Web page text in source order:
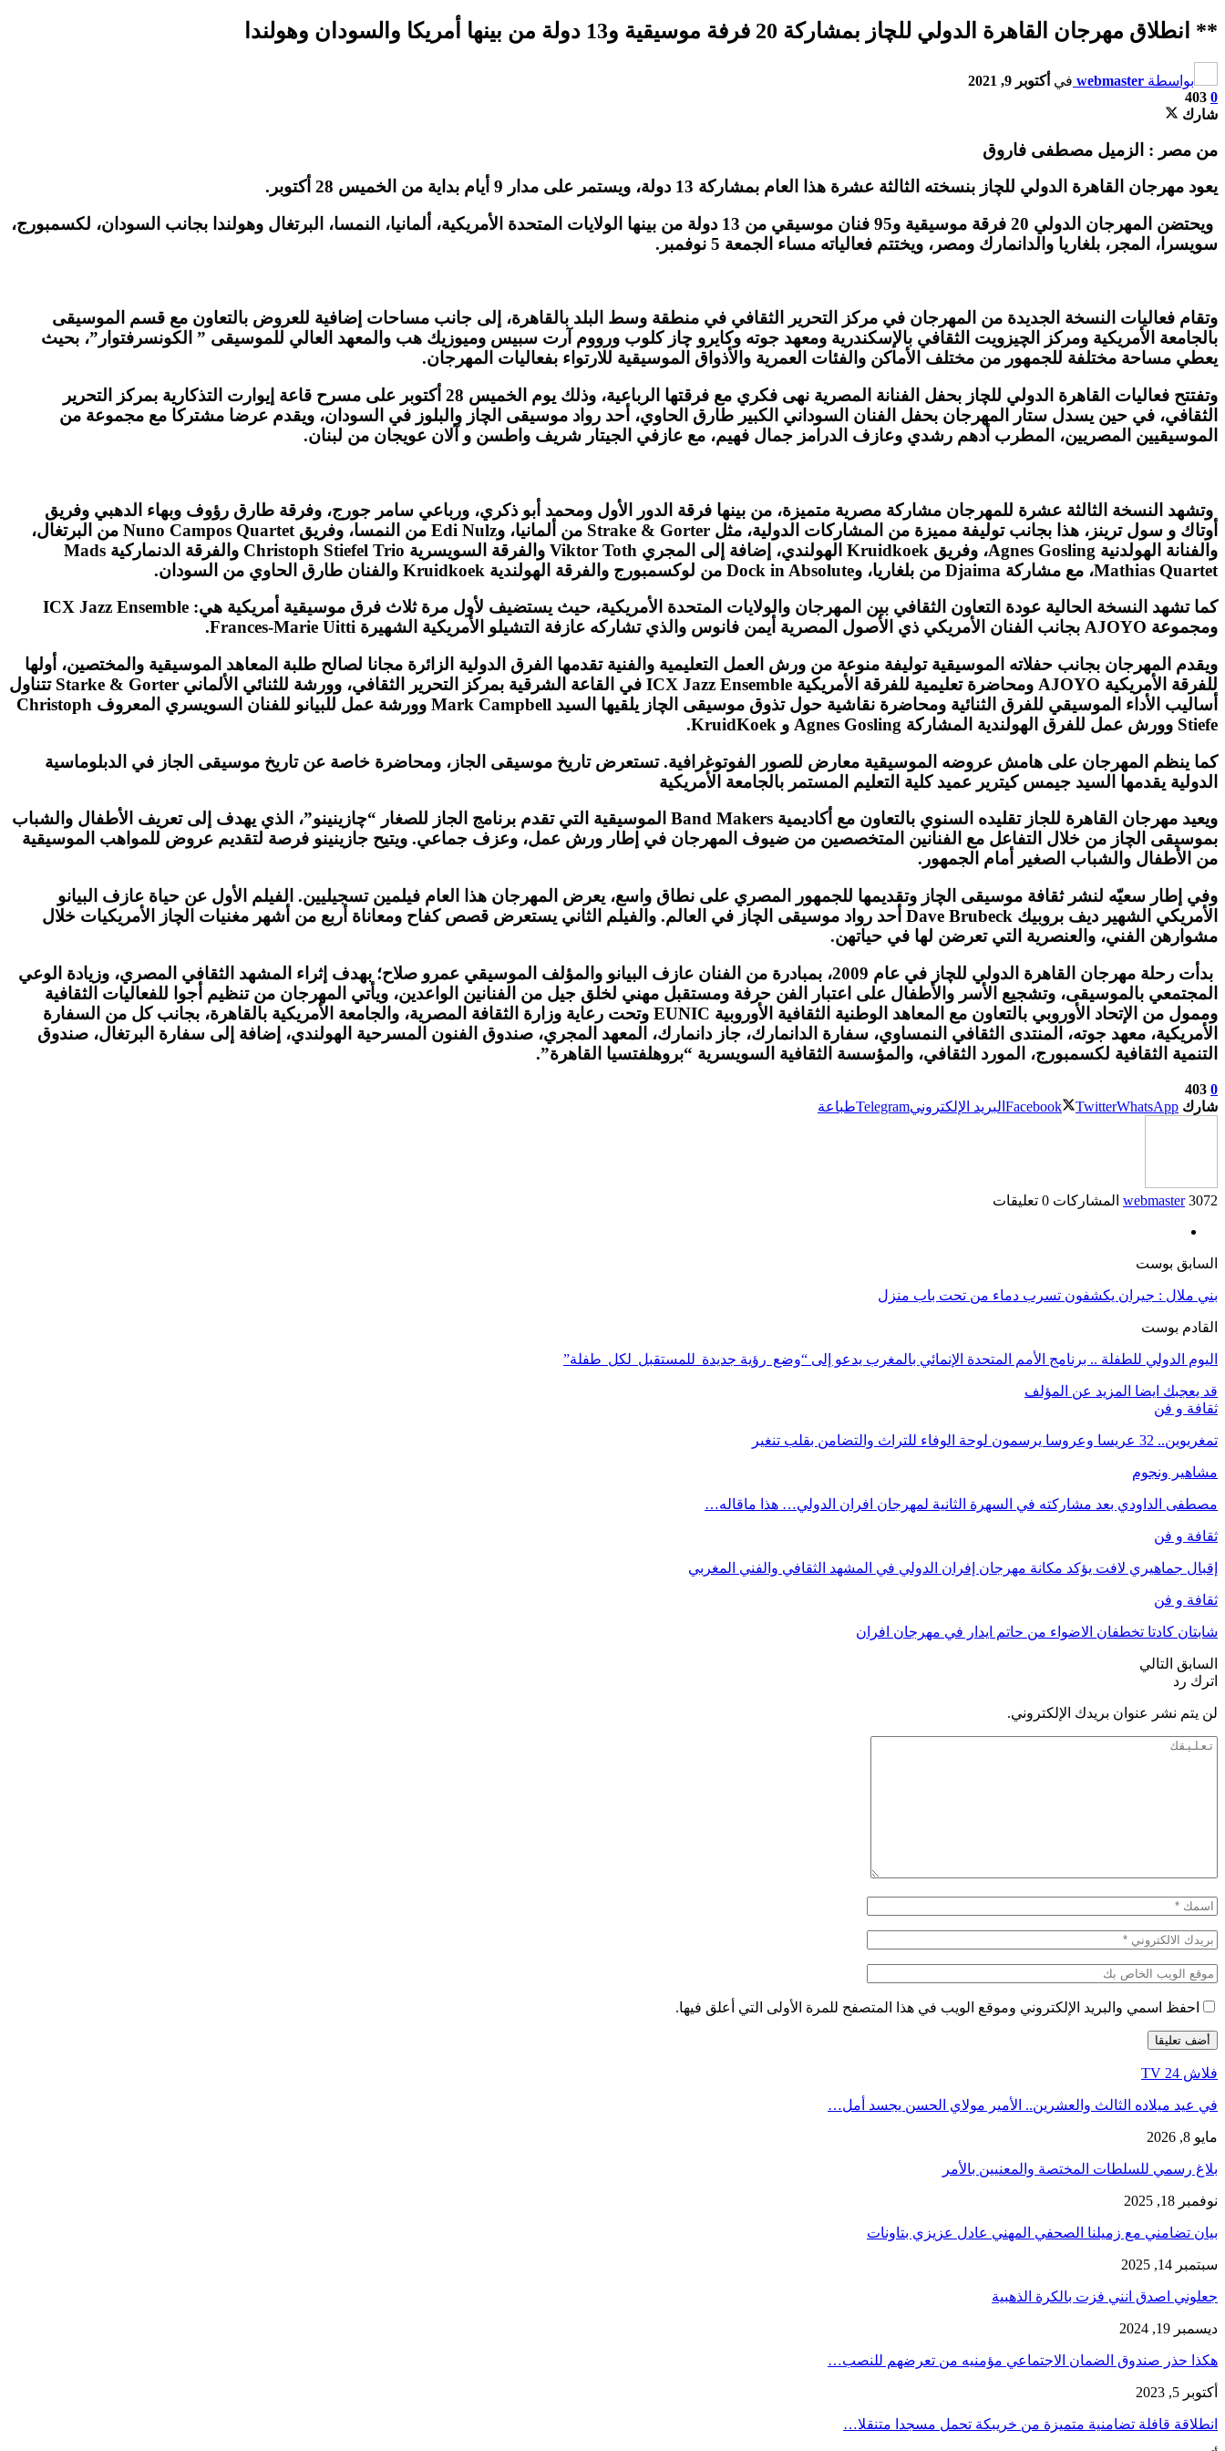
** انطلاق مهرجان القاهرة الدولي للچاز بمشاركة 20 فرفة موسيقية و13 دولة من بينها أمريكا والسودان وهولندا
بواسطة webmaster في أكتوبر 9, 2021
0
403
شارك
من مصر : الزميل مصطفى فاروق
يعود مهرجان القاهرة الدولي للچاز بنسخته الثالثة عشرة هذا العام بمشاركة 13 دولة، ويستمر على مدار 9 أيام بداية من الخميس 28 أكتوبر.
ويحتضن المهرجان الدولي 20 فرقة موسيقية و95 فنان موسيقي من 13 دولة من بينها الولايات المتحدة الأمريكية، ألمانيا، النمسا، البرتغال وهولندا بجانب السودان، لكسمبورج،
سويسرا، المجر، بلغاريا والدانمارك ومصر، ويختتم فعالياته مساء الجمعة 5 نوفمبر.
وتقام فعاليات النسخة الجديدة من المهرجان في مركز التحرير الثقافي في منطقة وسط البلد بالقاهرة، إلى جانب مساحات إضافية للعروض بالتعاون مع قسم الموسيقى
بالجامعة الأمريكية ومركز الچيزويت الثقافي بالإسكندرية ومعهد جوته وكايرو چاز كلوب ورووم آرت سبيس وميوزيك هب والمعهد العالي للموسيقى ” الكونسرفتوار”، بحيث
يعطي مساحة مختلفة للجمهور من مختلف الأماكن والفئات العمرية والأذواق الموسيقية للارتواء بفعاليات المهرجان.
وتفتتح فعاليات القاهرة الدولي للچاز بحفل الفنانة المصرية نهى فكري مع فرقتها الرباعية، وذلك يوم الخميس 28 أكتوبر على مسرح قاعة إيوارت التذكارية بمركز التحرير
الثقافي، في حين يسدل ستار المهرجان بحفل الفنان السوداني الكبير طارق الحاوي، أحد رواد موسيقى الچاز والبلوز في السودان، ويقدم عرضا مشتركا مع مجموعة من
الموسيقيين المصريين، المطرب أدهم رشدي وعازف الدرامز جمال فهيم، مع عازفي الجيتار شريف واطسن و آلان عويجان من لبنان.
وتشهد النسخة الثالثة عشرة للمهرجان مشاركة مصرية متميزة، من بينها فرقة الدور الأول ومحمد أبو ذكري، ورباعي سامر جورج، وفرقة طارق رؤوف وبهاء الدهبي وفريق
أوتاك و سول ترينز، هذا بجانب توليفة مميزة من المشاركات الدولية، مثل Strake & Gorter من ألمانيا، وEdi Nulz من النمسا، وفريق Nuno Campos Quartet من البرتغال،
والفنانة الهولدنية Agnes Gosling، وفريق Kruidkoek الهولندي، إضافة إلى المجري Viktor Toth والفرقة السويسرية Christoph Stiefel Trio والفرقة الدنماركية Mads
Mathias Quartet، مع مشاركة Djaima من بلغاريا، وDock in Absolute من لوكسمبورج والفرقة الهولندية Kruidkoek والفنان طارق الحاوي من السودان.
كما تشهد النسخة الحالية عودة التعاون الثقافي بين المهرجان والولايات المتحدة الأمريكية، حيث يستضيف لأول مرة ثلاث فرق موسيقية أمريكية هي: ICX Jazz Ensemble
ومجموعة AJOYO بجانب الفنان الأمريكي ذي الأصول المصرية أيمن فانوس والذي تشاركه عازفة التشيلو الأمريكية الشهيرة Frances-Marie Uitti.
ويقدم المهرجان بجانب حفلاته الموسيقية توليفة منوعة من ورش العمل التعليمية والفنية تقدمها الفرق الدولية الزائرة مجانا لصالح طلبة المعاهد الموسيقية والمختصين، أولها
للفرقة الأمريكية AJOYO ومحاضرة تعليمية للفرقة الأمريكية ICX Jazz Ensemble في القاعة الشرقية بمركز التحرير الثقافي، وورشة للثنائي الألماني Starke & Gorter تتناول
أساليب الأداء الموسيقي للفرق الثنائية ومحاضرة نقاشية حول تذوق موسيقى الچاز يلقيها السيد Mark Campbell وورشة عمل للبيانو للفنان السويسري المعروف Christoph
Stiefe وورش عمل للفرق الهولندية المشاركة Agnes Gosling و KruidKoek.
كما ينظم المهرجان على هامش عروضه الموسيقية معارض للصور الفوتوغرافية. تستعرض تاريخ موسيقى الجاز، ومحاضرة خاصة عن تاريخ موسيقى الجاز في الدبلوماسية
الدولية يقدمها السيد جيمس كيترير عميد كلية التعليم المستمر بالجامعة الأمريكية
ويعيد مهرجان القاهرة للجاز تقليده السنوي بالتعاون مع أكاديمية Band Makers الموسيقية التي تقدم برنامج الجاز للصغار “چازينينو”، الذي يهدف إلى تعريف الأطفال والشباب
بموسيقى الچاز من خلال التفاعل مع الفنانين المتخصصين من ضيوف المهرجان في إطار ورش عمل، وعزف جماعي. ويتيح جازينينو فرصة لتقديم عروض للمواهب الموسيقية
من الأطفال والشباب الصغير أمام الجمهور.
وفي إطار سعيّه لنشر ثقافة موسيقى الچاز وتقديمها للجمهور المصري على نطاق واسع، يعرض المهرجان هذا العام فيلمين تسجيليين. الفيلم الأول عن حياة عازف البيانو
الأمريكي الشهير ديف بروبيك Dave Brubeck أحد رواد موسيقى الچاز في العالم. والفيلم الثاني يستعرض قصص كفاح ومعاناة أربع من أشهر مغنيات الچاز الأمريكيات خلال
مشوارهن الفني، والعنصرية التي تعرضن لها في حياتهن.
بدأت رحلة مهرجان القاهرة الدولي للچاز في عام 2009، بمبادرة من الفنان عازف البيانو والمؤلف الموسيقي عمرو صلاح؛ بهدف إثراء المشهد الثقافي المصري، وزيادة الوعي
المجتمعي بالموسيقى، وتشجيع الأسر والأطفال على اعتبار الفن حرفة ومستقبل مهني لخلق جيل من الفنانين الواعدين، ويأتي المهرجان من تنظيم أجوا للفعاليات الثقافية
وممول من الإتحاد الأوروبي بالتعاون مع المعاهد الوطنية الثقافية الأوروبية EUNIC وتحت رعاية وزارة الثقافة المصرية، والجامعة الأمريكية بالقاهرة، بجانب كل من السفارة
الأمريكية، معهد جوته، المنتدى الثقافي النمساوي، سفارة الدانمارك، جاز دانمارك، المعهد المجري، صندوق الفنون المسرحية الهولندي، إضافة إلى سفارة البرتغال، صندوق
التنمية الثقافية لكسمبورج، المورد الثقافي، والمؤسسة الثقافية السويسرية “بروهلفتسيا القاهرة”.
0
403
شارك
Facebook TwitterWhatsApp البريد الإلكترونيTelegramطباعة
webmaster 3072 المشاركات 0 تعليقات
السابق بوست
بني ملال : جيران يكشفون تسرب دماء من تحت باب منزل
القادم بوست
اليوم الدولي للطفلة .. برنامج الأمم المتحدة الإنمائي بالمغرب يدعو إلى “وضع رؤية جديدة للمستقبل لكل طفلة”
قد يعجبك ايضا المزيد عن المؤلف
ثقافة و فن
تمغريوين.. 32 عريسا وعروسا يرسمون لوحة الوفاء للتراث والتضامن بقلب تنغير
مشاهير ونجوم
مصطفى الداودي بعد مشاركته في السهرة الثانية لمهرجان افران الدولي… هذا ماقاله…
ثقافة و فن
إقبال جماهيري لافت يؤكد مكانة مهرجان إفران الدولي في المشهد الثقافي والفني المغربي
ثقافة و فن
شابتان كادتا تخطفان الاضواء من حاتم ايدار في مهرجان افران
السابق التالي
اترك رد
لن يتم نشر عنوان بريدك الإلكتروني.
احفظ اسمي والبريد الإلكتروني وموقع الويب في هذا المتصفح للمرة الأولى التي أعلق فيها.
فلاش 24 TV
في عيد ميلاده الثالث والعشرين.. الأمير مولاي الحسن يجسد أمل…
مايو 8, 2026
بلاغ رسمي للسلطات المختصة والمعنيين بالأمر
نوفمبر 18, 2025
بيان تضامني مع زميلنا الصحفي المهني عادل عزيزي بتاونات
سبتمبر 14, 2025
جعلوني اصدق انني فزت بالكرة الذهبية
ديسمبر 19, 2024
هكذا حذر صندوق الضمان الاجتماعي مؤمنيه من تعرضهم للنصب…
أكتوبر 5, 2023
انطلاقة قافلة تضامنية متميزة من خريبكة تحمل مسجدا متنقلا…